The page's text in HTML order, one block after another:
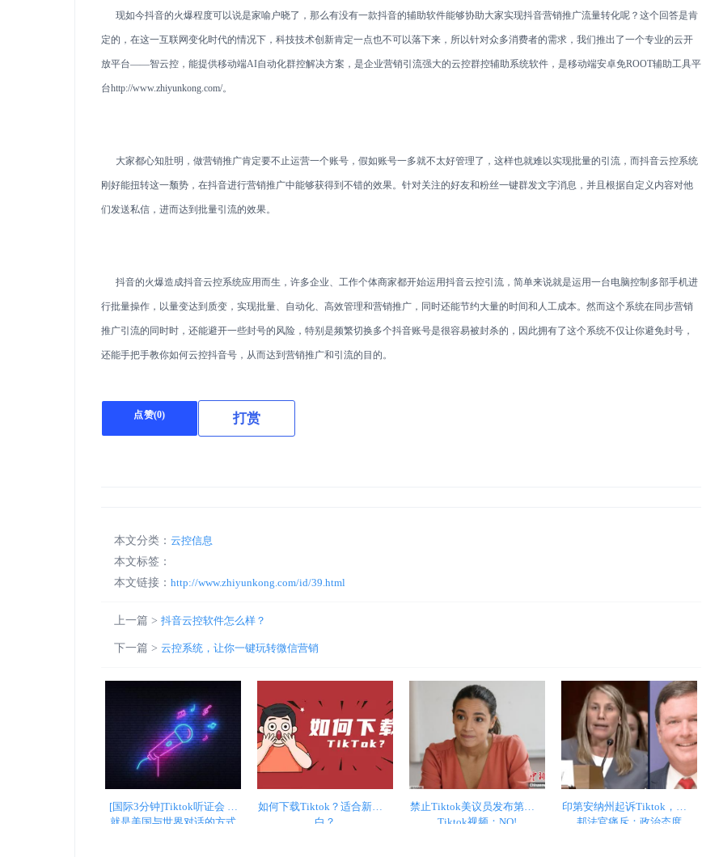
现如今抖音的火爆程度可以说是家喻户晓了，那么有没有一款抖音的辅助软件能够协助大家实现抖音营销推广流量转化呢？这个回答是肯
定的，在这一互联网变化时代的情况下，科技技术创新肯定一点也不可以落下来，所以针对众多消费者的需求，我们推出了一个专业的云开
放平台——智云控，能提供移动端AI自动化群控解决方案，是企业营销引流强大的云控群控辅助系统软件，是移动端安卓免ROOT辅助工具平
台http://www.zhiyunkong.com/。
大家都心知肚明，做营销推广肯定要不止运营一个账号，假如账号一多就不太好管理了，这样也就难以实现批量的引流，而抖音云控系统
刚好能扭转这一颓势，在抖音进行营销推广中能够获得到不错的效果。针对关注的好友和粉丝一键群发文字消息，并且根据自定义内容对他
们发送私信，进而达到批量引流的效果。
抖音的火爆造成抖音云控系统应用而生，许多企业、工作个体商家都开始运用抖音云控引流，简单来说就是运用一台电脑控制多部手机进
行批量操作，以量变达到质变，实现批量、自动化、高效管理和营销推广，同时还能节约大量的时间和人工成本。然而这个系统在同步营销
推广引流的同时时，还能避开一些封号的风险，特别是频繁切换多个抖音账号是很容易被封杀的，因此拥有了这个系统不仅让你避免封号，
还能手把手教你如何云控抖音号，从而达到营销推广和引流的目的。
点赞(0) 打赏
本文分类： 云控信息
本文标签：
本文链接： http://www.zhiyunkong.com/id/39.html
上一篇 > 抖音云控软件怎么样？
下一篇 > 云控系统，让你一键玩转微信营销
[国际3分钟]Tiktok听证会 这
就是美国与世界对话的方式
如何下载Tiktok？适合新手小
白？
禁止Tiktok美议员发布第一段
Tiktok视频：NO!
印第安纳州起诉Tiktok，美联
邦法官痛斥：政治态度